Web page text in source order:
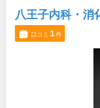
八王子内科・消
口コミ 1件